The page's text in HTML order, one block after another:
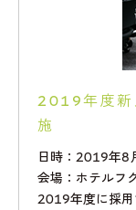
2019年度新
施
日時：2019年8
会場：ホテルフ
2019年度に採用